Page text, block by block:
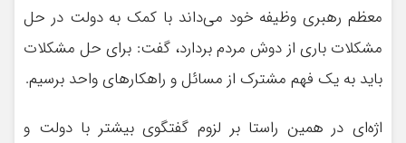
معظم رهبری وظیفه خود می‌داند با کمک به دولت در حل
مشکلات باری از دوش مردم بردارد، گفت: برای حل مشکلات
باید به یک فهم مشترک از مسائل و راهکارهای واحد برسیم.
اژه‌ای در همین راستا بر لزوم گفتگوی بیشتر با دولت و